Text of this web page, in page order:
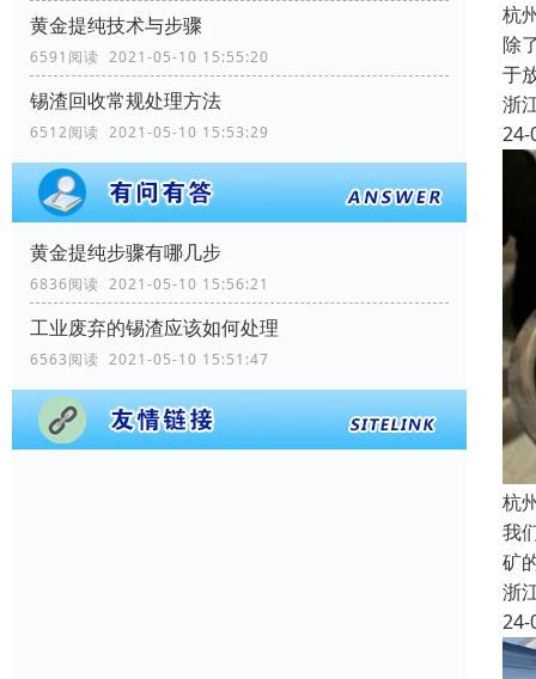
黄金提纯技术与步骤
6591阅读 2021-05-10 15:55:20
锡渣回收常规处理方法
6512阅读 2021-05-10 15:53:29
黄金提纯步骤有哪几步
6836阅读 2021-05-10 15:56:21
工业废弃的锡渣应该如何处理
6563阅读 2021-05-10 15:51:47
杭
除
于
浙
24-
杭
我
矿
浙
24-